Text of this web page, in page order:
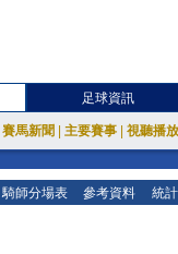
足球資訊
賽馬新聞 主要賽事 視聽播
騎師分場表 參考資料 統